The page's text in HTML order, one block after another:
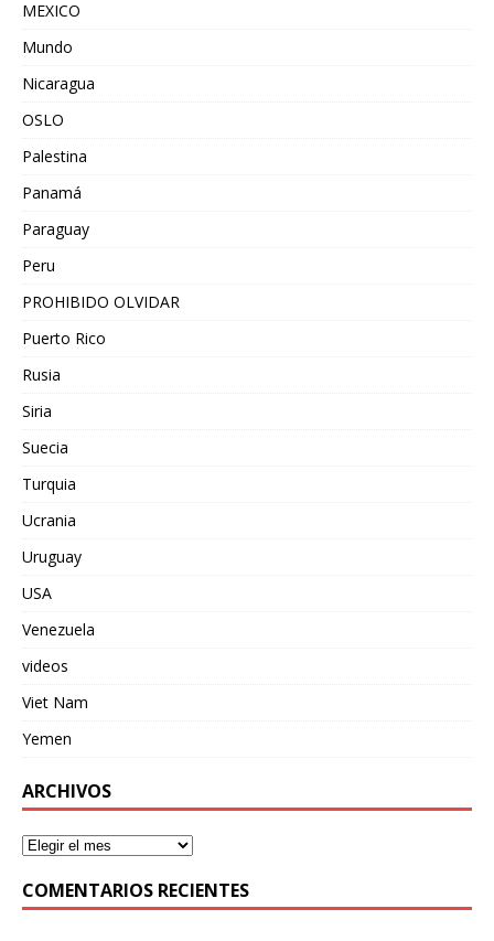
MEXICO
Mundo
Nicaragua
OSLO
Palestina
Panamá
Paraguay
Peru
PROHIBIDO OLVIDAR
Puerto Rico
Rusia
Siria
Suecia
Turquia
Ucrania
Uruguay
USA
Venezuela
videos
Viet Nam
Yemen
ARCHIVOS
COMENTARIOS RECIENTES